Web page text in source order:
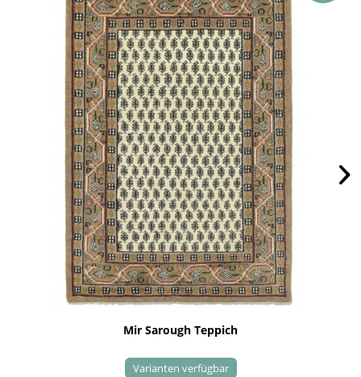
Mir Sarough Teppich
Varianten verfügbar